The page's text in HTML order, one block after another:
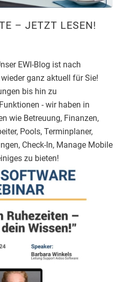
– JETZT LESEN!
EWI-Blog ist nach
ganz aktuell für Sie!
bis hin zu
- wir haben in
wie Betreuung, Finanzen,
Pools, Terminplaner,
Check-In, Manage Mobile
zu bieten!